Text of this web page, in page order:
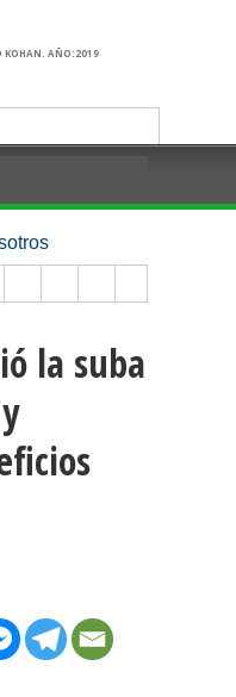
KOHAN. AÑO:2019
la suba